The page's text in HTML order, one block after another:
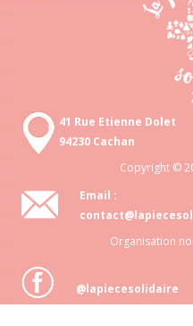
41 Rue Etienne Dolet
94230 Cachan
Copyright ©
Email :
Organisation
@lapiecesolidaire